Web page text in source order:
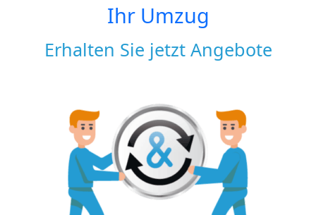
Ihr Umzug
Erhalten Sie jetzt Angebote